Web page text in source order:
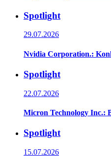
Spotlight
29.07.2026
Nvidia Corporation.:
Spotlight
22.07.2026
Micron Technology Inc.:
Spotlight
15.07.2026